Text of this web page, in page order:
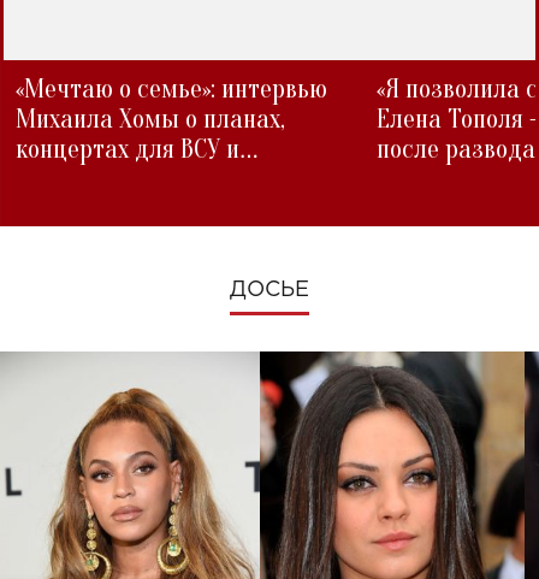
«Мечтаю о семье»: интервью
Михаила Хомы о планах,
концертах для ВСУ и
«Я позволила
Елена Тополя
после развода
ДОСЬЕ